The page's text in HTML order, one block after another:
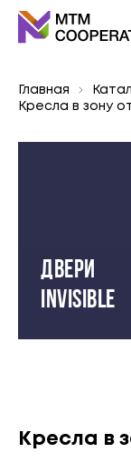
Главная
Кресла в зону
Двери
INVISIBLE
Кресла в